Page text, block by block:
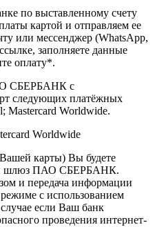
по выставленному счету
картой и отправляем ее
или мессенджер (WhatsApp,
заполняете данные
оплату*.
СБЕРБАНК с
следующих платёжных
Worldwide.
карты) Вы будете
шлюз ПАО СБЕРБАНК.
и передача информации
с использованием
если Ваш банк
проведения интернет-